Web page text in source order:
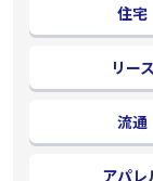
住宅
リース
流通
アパレ